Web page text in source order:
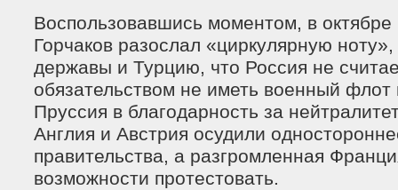
Воспользовавшись моментом, в октябре
Горчаков разослал «циркулярную
державы и Турцию, что Россия не
обязательством не иметь военный
Пруссия в благодарность за
Англия и Австрия осудили
правительства, а разгромленная
возможности протестовать.